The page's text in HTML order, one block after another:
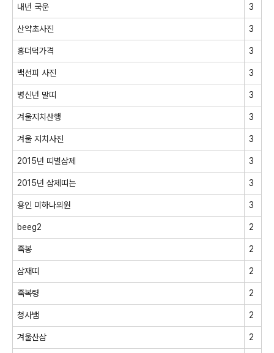
내년 국운 3
산약초사진 3
홍더덕가격 3
백선피 사진 3
병신년 말띠 3
겨울지치산행 3
겨울 지치사진 3
2015년 띠별삼제 3
2015년 삼제띠는 3
용인 미하나의원 3
beeg2 2
죽봉 2
삼재띠 2
죽복령 2
청사뱀 2
겨울산삼 2